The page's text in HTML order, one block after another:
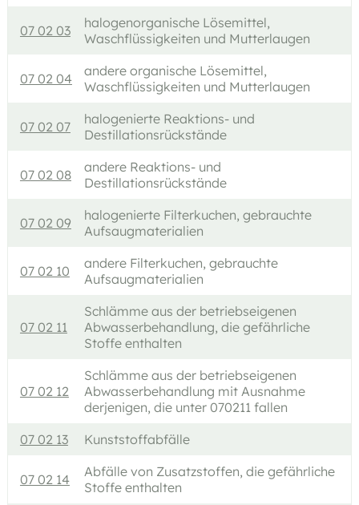
07 02 03
halogenorganische Lösemittel,
Waschflüssigkeiten und Mutterlaugen
07 02 04
andere organische Lösemittel,
Waschflüssigkeiten und Mutterlaugen
07 02 07
halogenierte Reaktions- und
Destillationsrückstände
07 02 08
andere Reaktions- und
Destillationsrückstände
07 02 09
halogenierte Filterkuchen, gebrauchte
Aufsaugmaterialien
07 02 10
andere Filterkuchen, gebrauchte
Aufsaugmaterialien
07 02 11
Schlämme aus der betriebseigenen
Abwasserbehandlung, die gefährliche
Stoffe enthalten
07 02 12
Schlämme aus der betriebseigenen
Abwasserbehandlung mit Ausnahme
derjenigen, die unter 070211 fallen
07 02 13
Kunststoffabfälle
07 02 14
Abfälle von Zusatzstoffen, die gefährliche
Stoffe enthalten